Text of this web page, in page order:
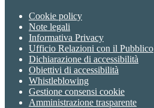
Cookie policy
Note legali
Informativa Privacy
Ufficio Relazioni con il Pubblico
Dichiarazione di accessibilità
Obiettivi di accessibilità
Whistleblowing
Gestione consensi cookie
Amministrazione trasparente